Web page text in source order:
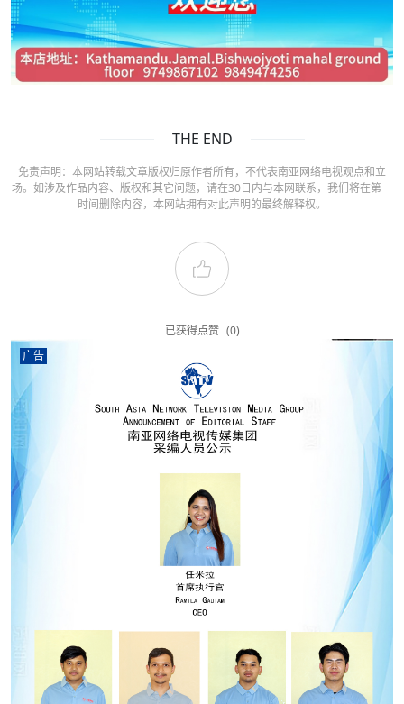
THE END
免责声明：本网站转载文章版权归原作者所有，不代表南亚网络电视观点和立
场。如涉及作品内容、版权和其它问题，请在30日内与本网联系，我们将在第一
时间删除内容，本网站拥有对此声明的最终解释权。
已获得点赞 (0)
广告